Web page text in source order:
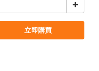
立即購買